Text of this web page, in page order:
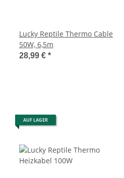
Lucky Reptile Thermo Cable
50W, 6,5m
28,99 € *
AUF LAGER